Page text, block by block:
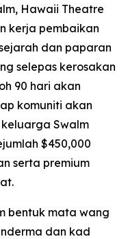
Hawaii Theatre
kerja pembaikan
dan paparan
selepas kerosakan
90 hari akan
komuniti akan
Swalm
$450,000
serta premium
bentuk mata wang
dan kad